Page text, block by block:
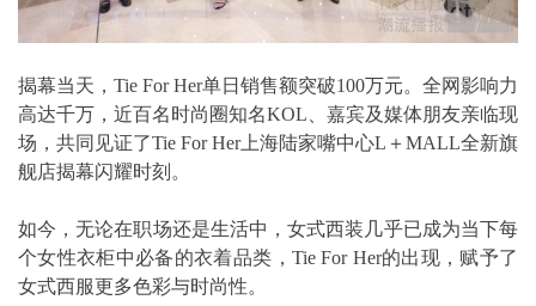
揭幕当天，Tie For Her单日销售额突破100万元。全网影响力
高达千万，近百名时尚圈知名KOL、嘉宾及媒体朋友亲临现
场，共同见证了Tie For Her上海陆家嘴中心L＋MALL全新旗
舰店揭幕闪耀时刻。
如今，无论在职场还是生活中，女式西装几乎已成为当下每
个女性衣柜中必备的衣着品类，Tie For Her的出现，赋予了
女式西服更多色彩与时尚性。